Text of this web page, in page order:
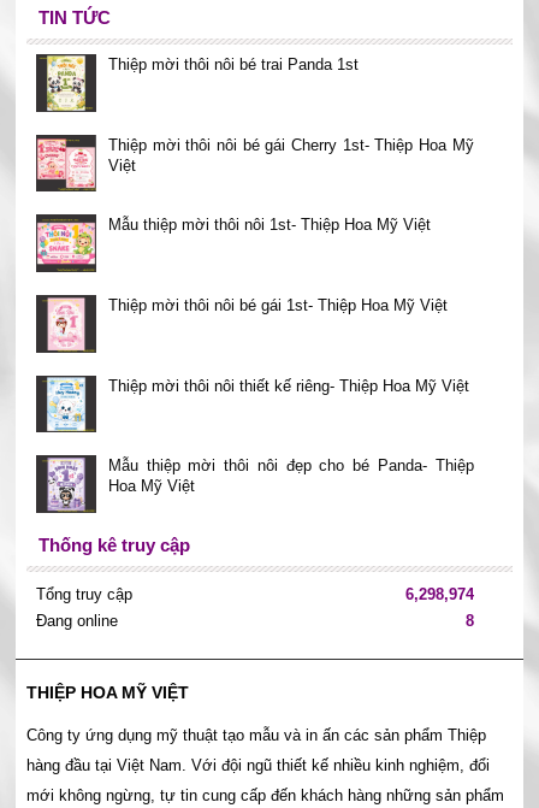
TIN TỨC
Thiệp mời thôi nôi bé trai Panda 1st
Thiệp mời thôi nôi bé gái Cherry 1st- Thiệp Hoa Mỹ
Việt
Mẫu thiệp mời thôi nôi 1st- Thiệp Hoa Mỹ Việt
Thiệp mời thôi nôi bé gái 1st- Thiệp Hoa Mỹ Việt
Thiệp mời thôi nôi thiết kế riêng- Thiệp Hoa Mỹ Việt
Mẫu thiệp mời thôi nôi đẹp cho bé Panda- Thiệp
Hoa Mỹ Việt
Thống kê truy cập
Tổng truy cập
6,298,974
Đang online
8
THIỆP HOA MỸ VIỆT
Công ty ứng dụng mỹ thuật tạo mẫu và in ấn các sản phẩm Thiệp
hàng đầu tại Việt Nam. Với đội ngũ thiết kế nhiều kinh nghiệm, đổi
mới không ngừng, tự tin cung cấp đến khách hàng những sản phẩm